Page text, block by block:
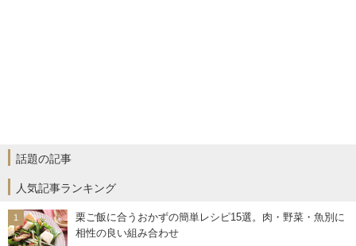
話題の記事
人気記事ランキング
栗ご飯に合うおかずの簡単レシピ15選。肉・野菜・魚別に
相性の良い組み合わせ